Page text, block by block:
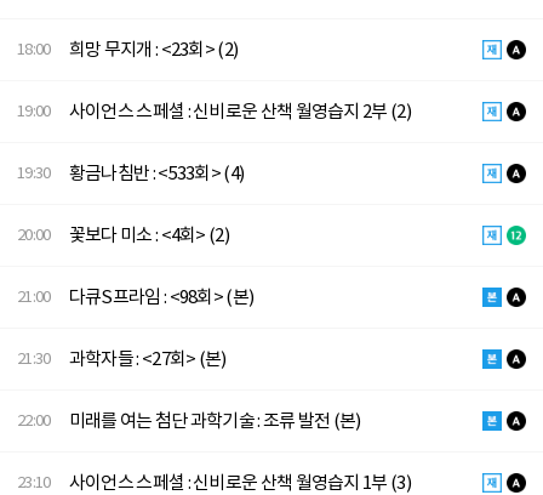
18:00 희망 무지개 : <23회> (2)
19:00 사이언스 스페셜 : 신비로운 산책 월영습지 2부 (2)
19:30 황금나침반 : <533회> (4)
20:00 꽃보다 미소 : <4회> (2)
21:00 다큐S프라임 : <98회> (본)
21:30 과학자들 : <27회> (본)
22:00 미래를 여는 첨단 과학기술 : 조류 발전 (본)
23:10 사이언스 스페셜 : 신비로운 산책 월영습지 1부 (3)